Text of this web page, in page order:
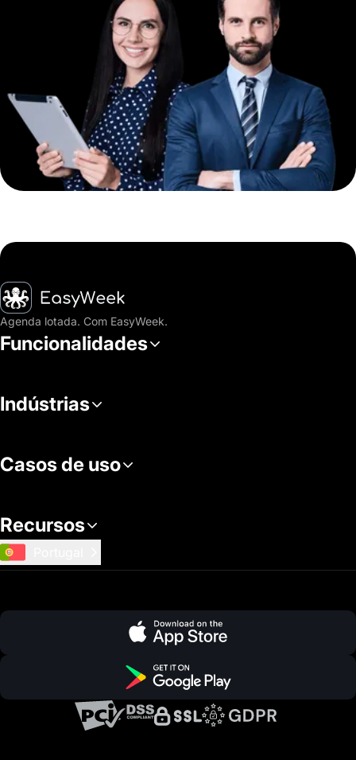
Página inicial
Agenda lotada. Com EasyWeek.
Funcionalidades
Indústrias
Casos de uso
Recursos